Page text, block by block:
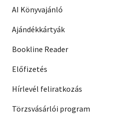
AI Könyvajánló
Ajándékkártyák
Bookline Reader
Előfizetés
Hírlevél feliratkozás
Törzsvásárlói program